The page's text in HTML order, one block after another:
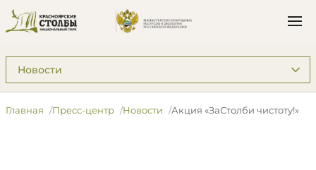
Подразделы: Пресс-центр
Главная Пресс-центр Новости Акция «ЗаСтолби чистоту!»